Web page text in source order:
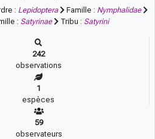
: Lepidoptera Famille : Nymphalidae
: Satyrinae Tribu : Satyrini
242
observations
1
espèces
59
observateurs